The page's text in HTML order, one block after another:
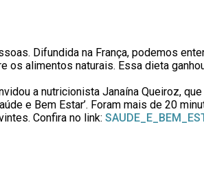
Difundida na França, podemos
os alimentos naturais. Essa dieta
a nutricionista Janaína Queiroz,
e Bem Estar’. Foram mais de 20
Confira no link: